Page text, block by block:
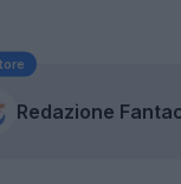
Redazione